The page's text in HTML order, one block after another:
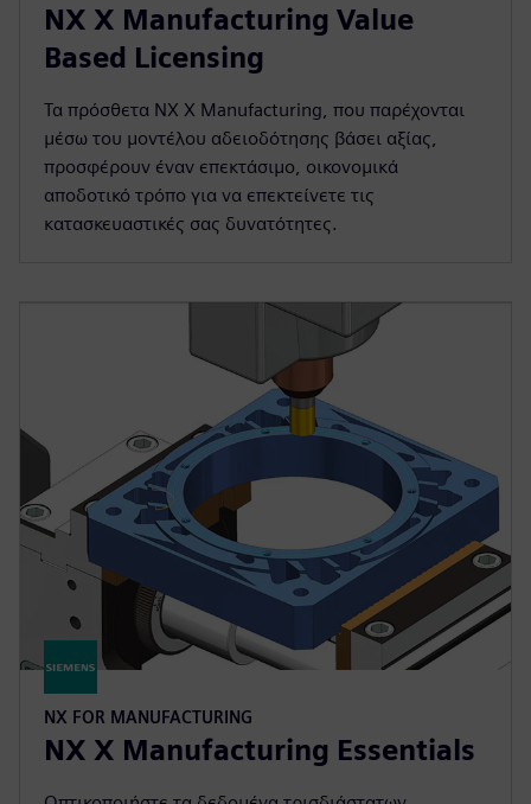
NX X Manufacturing Value
Based Licensing
Τα πρόσθετα NX X Manufacturing, που παρέχονται
μέσω του μοντέλου αδειοδότησης βάσει αξίας,
προσφέρουν έναν επεκτάσιμο, οικονομικά
αποδοτικό τρόπο για να επεκτείνετε τις
κατασκευαστικές σας δυνατότητες.
NX FOR MANUFACTURING
NX X Manufacturing Essentials